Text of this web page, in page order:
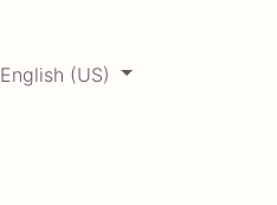
English (US)